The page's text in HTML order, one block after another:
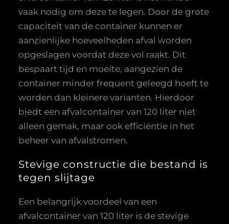
vaak nodig om deze te legen. Door de grote
capaciteit van de container kunnen er
aanzienlijke hoeveelheden afval worden
opgeslagen voordat deze vol raakt. Dit
bespaart tijd en moeite, aangezien de
container minder frequent geleegd hoeft te
worden dan kleinere varianten. Hierdoor
biedt een afvalcontainer van 120 liter niet
alleen gemak, maar ook efficiëntie in het
beheer van afvalstromen.
Stevige constructie die bestand is
tegen slijtage
Een belangrijk voordeel van een
afvalcontainer van 120 liter is de stevige